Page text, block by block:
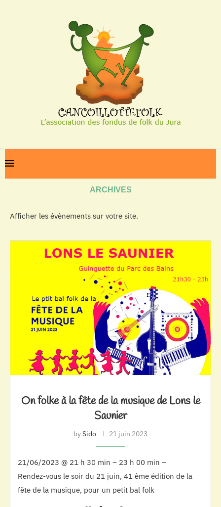
ARCHIVES
Afficher les évènements sur votre site.
On folke à la fête de la musique de Lons le
Saunier
bySido 21 juin 2023
21/06/2023 @ 21 h 30 min – 23 h 00 min –
Rendez-vous le soir du 21 juin, 41 ème édition de la
fête de la musique, pour un petit bal folk